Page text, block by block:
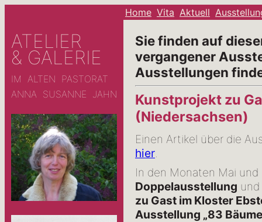
Home Vita Aktuell
ATELIER
& GALERIE
IM ALTEN PASTORAT
ANNA SUSANNE JAHN
Sie finden auf
vergangener
Ausstellungen
Kunstprojekt zu
(Niedersachsen)
Einen Artikel über die
hier.
In den Monaten Mai
Doppelausstellung
zu Gast im Kloster
Ausstellung „83